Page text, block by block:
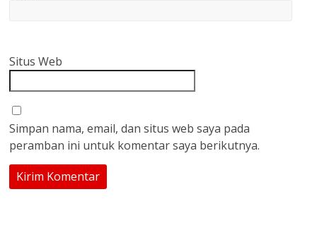
Situs Web
Simpan nama, email, dan situs web saya pada
peramban ini untuk komentar saya berikutnya.